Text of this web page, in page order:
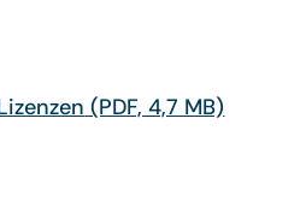
(PDF, 4,7 MB)